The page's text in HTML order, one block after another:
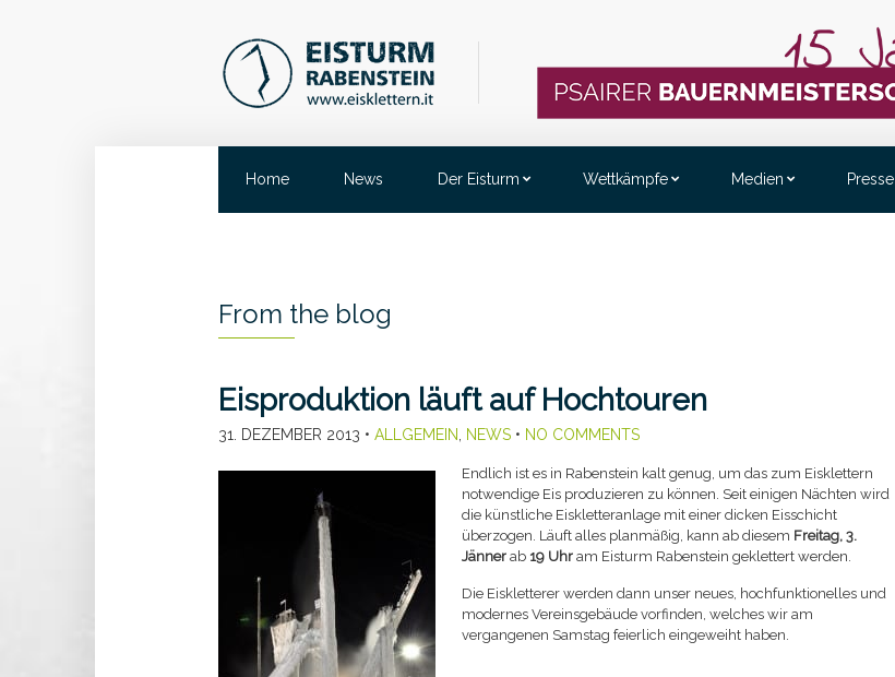
Home News Der Eisturm Wettkämpfe Medien Presse
From the blog
Eisproduktion läuft auf Hochtouren
31. DEZEMBER 2013 • ALLGEMEIN NEWS• NO COMMENTS
Endlich ist es in Rabenstein kalt genug, um das zum Eisklettern
notwendige Eis produzieren zu können. Seit einigen Nächten wird
die künstliche Eiskletteranlage mit einer dicken Eisschicht
überzogen. Läuft alles planmäßig, kann ab diesem Freitag, 3.
Jännerab 19 Uhram Eisturm Rabenstein geklettert werden.
Die Eiskletterer werden dann unser neues, hochfunktionelles und
modernes Vereinsgebäude vorfinden, welches wir am
vergangenen Samstag feierlich eingeweiht haben.